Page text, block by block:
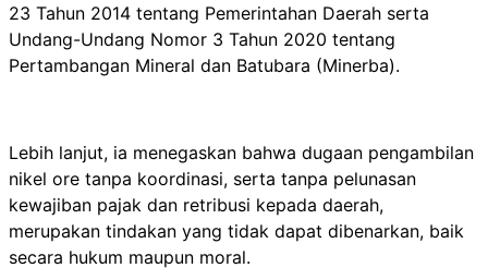
23 Tahun 2014 tentang Pemerintahan Daerah serta
Undang-Undang Nomor 3 Tahun 2020 tentang
Pertambangan Mineral dan Batubara (Minerba).
Lebih lanjut, ia menegaskan bahwa dugaan pengambilan
nikel ore tanpa koordinasi, serta tanpa pelunasan
kewajiban pajak dan retribusi kepada daerah,
merupakan tindakan yang tidak dapat dibenarkan, baik
secara hukum maupun moral.